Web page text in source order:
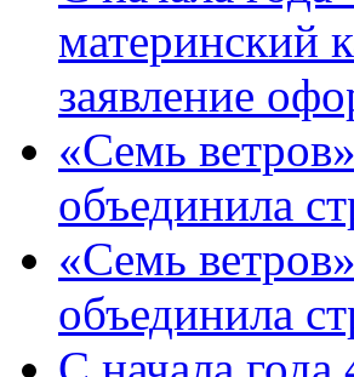
материнский
заявление
«Семь
объединила
«Семь
объединила